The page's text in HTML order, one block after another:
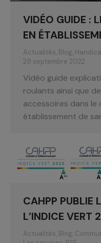
VIDÉO GUIDE :
EN
Actualités, Blog,
29 septembre 2022
Vidéo guide
roulants ainsi que
accessoires dans le
établissement de
CAHPP PUBLIE
L’INDICE VERT
Actualités, Blog,